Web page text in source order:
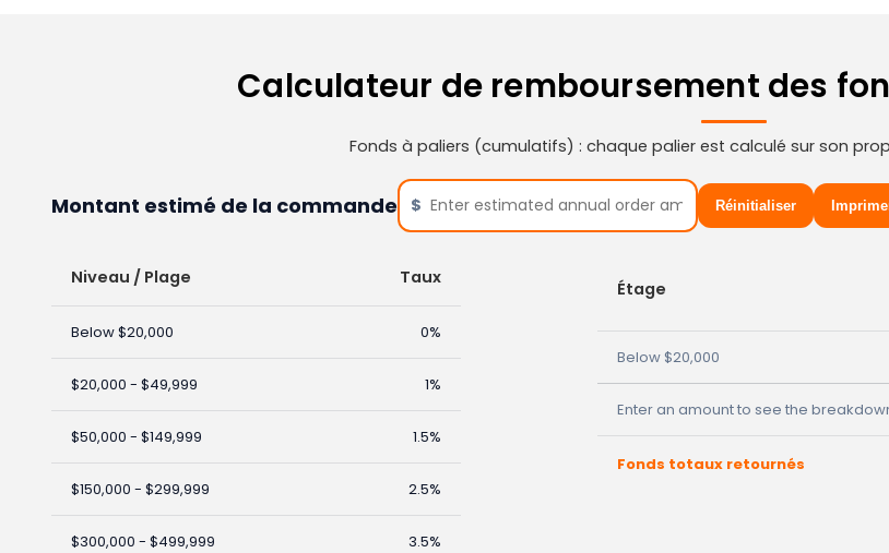
Calculateur de remboursement des
Fonds à paliers (cumulatifs) : chaque palier est calculé sur son
Montant estimé de la commande $ Réinitialiser
Niveau / Plage Taux
Below $20,000 0%
$20,000 - $49,999 1%
$50,000 - $149,999 1.5%
$150,000 - $299,999 2.5%
$300,000 - $499,999 3.5%
Étage
Below $20,000
Enter an amount to see the
Fonds totaux retournés